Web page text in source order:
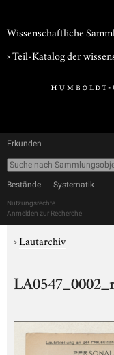
Wissenschaftliche
› Teil-Katalog der
Erkunden
Bestände Systematik
Nutzungsrechte
Anmelden zur Recherche
›Lautarchiv